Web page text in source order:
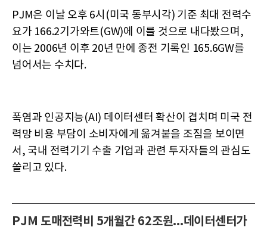
PJM은 이날 오후 6시(미국 동부시각) 기준 최대 전력수
요가 166.2기가와트(GW)에 이를 것으로 내다봤으며,
이는 2006년 이후 20년 만에 종전 기록인 165.6GW를
넘어서는 수치다.
폭염과 인공지능(AI) 데이터센터 확산이 겹치며 미국 전
력망 비용 부담이 소비자에게 옮겨붙을 조짐을 보이면
서, 국내 전력기기 수출 기업과 관련 투자자들의 관심도
쏠리고 있다.
PJM 도매전력비 5개월간 62조원...데이터센터가